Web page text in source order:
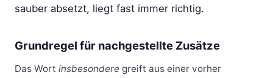
sauber absetzt, liegt fast immer richtig.
Grundregel für nachgestellte Zusätze
Das Wort insbesondere greift aus einer vorher